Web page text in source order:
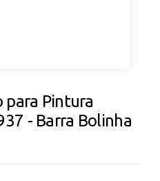
Pintura
- Barra Bolinha